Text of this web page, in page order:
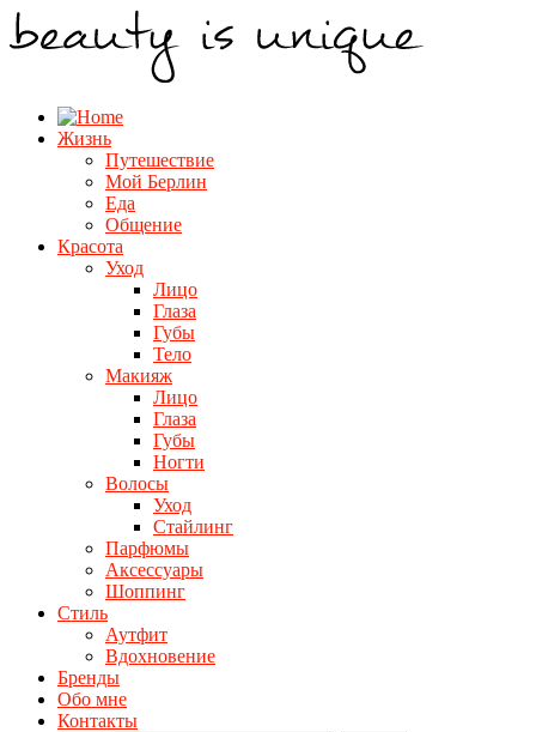
Жизнь
Путешествие
Мой Берлин
Еда
Общение
Красота
Уход
Лицо
Глаза
Губы
Тело
Макияж
Лицо
Глаза
Губы
Ногти
Волосы
Уход
Стайлинг
Парфюмы
Аксессуары
Шоппинг
Стиль
Аутфит
Вдохновение
Бренды
Обо мне
Контакты